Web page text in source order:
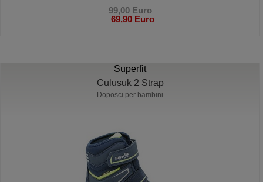
99,00 Euro
69,90 Euro
Superfit
Culusuk 2 Strap
Doposci per bambini